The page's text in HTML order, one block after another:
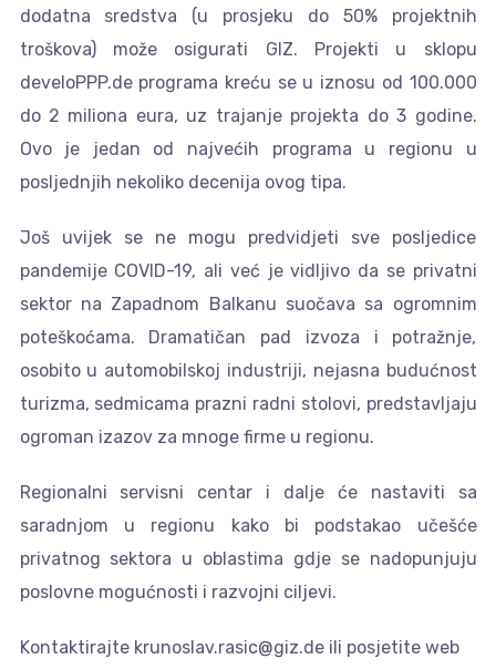
dodatna sredstva (u prosjeku do 50% projektnih
troškova) može osigurati GIZ. Projekti u sklopu
develoPPP.de programa kreću se u iznosu od 100.000
do 2 miliona eura, uz trajanje projekta do 3 godine.
Ovo je jedan od najvećih programa u regionu u
posljednjih nekoliko decenija ovog tipa.
Još uvijek se ne mogu predvidjeti sve posljedice
pandemije COVID-19, ali već je vidljivo da se privatni
sektor na Zapadnom Balkanu suočava sa ogromnim
poteškoćama. Dramatičan pad izvoza i potražnje,
osobito u automobilskoj industriji, nejasna budućnost
turizma, sedmicama prazni radni stolovi, predstavljaju
ogroman izazov za mnoge firme u regionu.
Regionalni servisni centar i dalje će nastaviti sa
saradnjom u regionu kako bi podstakao učešće
privatnog sektora u oblastima gdje se nadopunjuju
poslovne mogućnosti i razvojni ciljevi.
Kontaktirajte krunoslav.rasic@giz.de ili posjetite web